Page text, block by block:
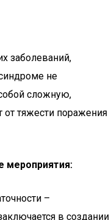
заболеваний,
не
сложную,
от тяжести поражения
мероприятия:
–
в создании